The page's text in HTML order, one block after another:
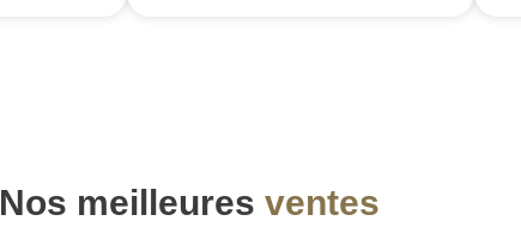
Nos meilleures ventes